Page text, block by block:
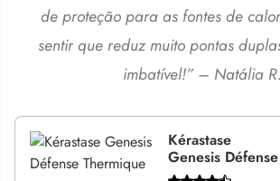
de proteção para as fontes de
sentir que reduz muito pontas
imbatível!” – Natália R.
Kérastase
Genesis